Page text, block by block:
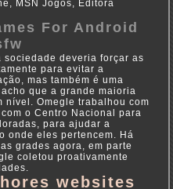
MSN Jogos, Editora
For Android
deveria forçar as
para evitar a
mas também é uma
que a grande maioria
nível. Omegle trabalhou com
o Centro Nacional para
para ajudar a
onde eles pertencem. Há
grades agora, em parte
coletou proativamente
websites